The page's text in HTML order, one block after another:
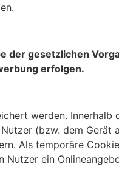
der gesetzlichen
erfolgen.
werden.
(bzw. dem Gerät
Als temporäre
Nutzer ein